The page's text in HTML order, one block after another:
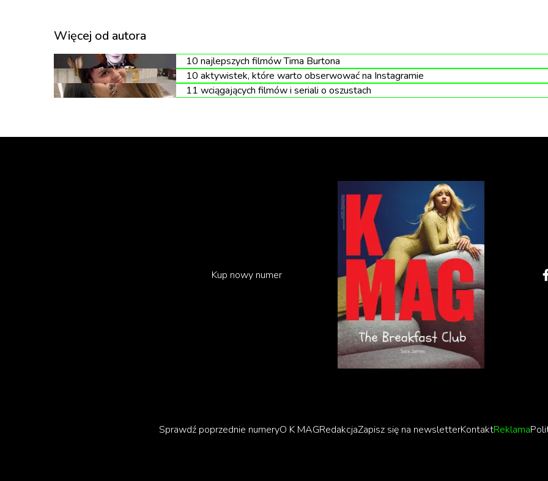
Więcej od autora
10 najlepszych filmów Tima Burtona
10 aktywistek, które warto obserwować na Instagramie
11 wciągających filmów i seriali o oszustach
Kup nowy numer
Sprawdź poprzednie numeryO K MAGRedakcjaZapisz się na newsletterKontaktReklama